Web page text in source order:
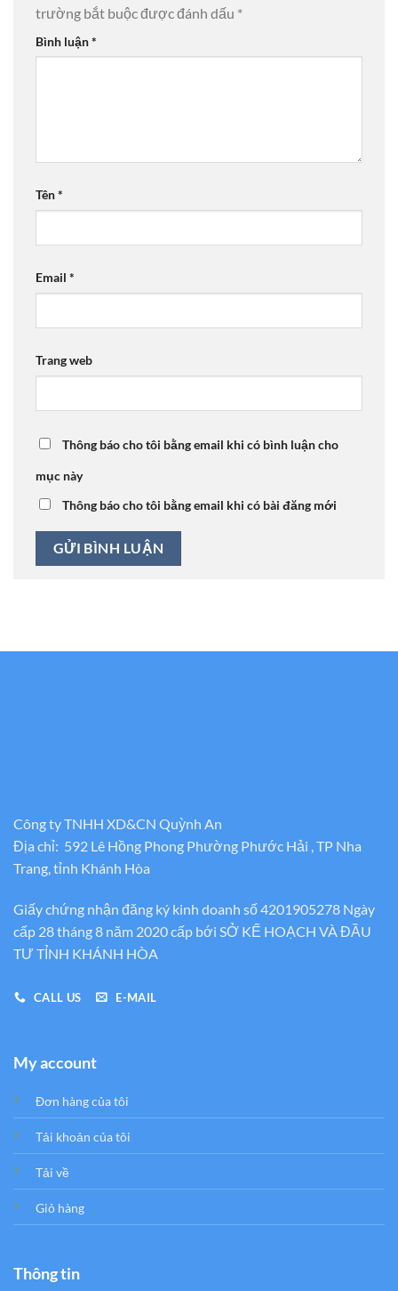
trường bắt buộc được đánh dấu *
Bình luận*
Tên*
Email *
Trang web
Thông báo cho tôi bằng email khi có bình luận cho
mục này
Thông báo cho tôi bằng email khi có bài đăng mới
Công ty TNHH XD&CN Quỳnh An
Địa chỉ: 592 Lê Hồng Phong Phường Phước Hải , TP Nha
Trang, tỉnh Khánh Hòa
Giấy chứng nhận đăng ký kinh doanh số 4201905278 Ngày
cấp 28 tháng 8 năm 2020 cấp bới SỞ KẾ HOẠCH VÀ ĐẦU
TƯ TỈNH KHÁNH HÒA
CALL US E-MAIL
My account
Đơn hàng của tôi
Tải khoản của tôi
Tải về
Giỏ hàng
Thông tin